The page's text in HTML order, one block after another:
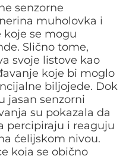
senzorne
muholovka i
koje se mogu
Slično tome,
svoje listove kao
koje bi moglo
biljojede. Dok
jasan senzorni
su pokazala da
percipiraju i reaguju
ćelijskom nivou.
koja se obično